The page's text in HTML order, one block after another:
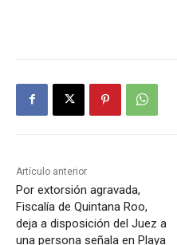
Artículo anterior
Por extorsión agravada,
Fiscalía de Quintana Roo,
deja a disposición del Juez a
una persona señala en Playa